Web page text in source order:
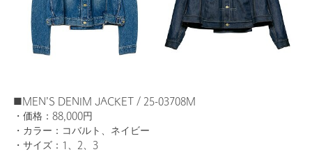
■MEN’S DENIM JACKET / 25-03708M
・価格：88,000円
・カラー：コバルト、ネイビー
・サイズ：1、2、3